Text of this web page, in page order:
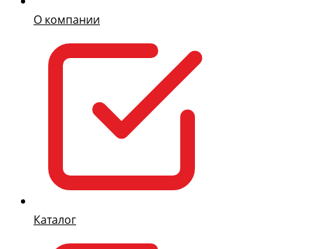
О компании
Каталог